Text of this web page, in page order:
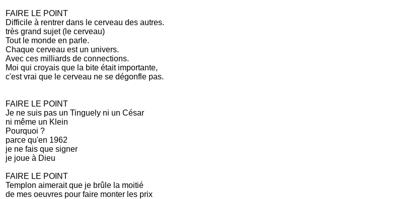
FAIRE LE POINT
Difficile à rentrer dans le cerveau des autres.
très grand sujet (le cerveau)
Tout le monde en parle.
Chaque cerveau est un univers.
Avec ces milliards de connections.
Moi qui croyais que la bite était importante,
c'est vrai que le cerveau ne se dégonfle pas.
FAIRE LE POINT
Je ne suis pas un Tinguely ni un César
ni même un Klein
Pourquoi ?
parce qu'en 1962
je ne fais que signer
je joue à Dieu
FAIRE LE POINT
Templon aimerait que je brûle la moitié
de mes oeuvres pour faire monter les prix